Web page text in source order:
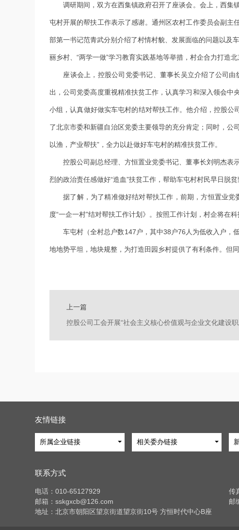
调研期间，双方在西集镇政府召开了座谈会。会上，西集
屯村开展的帮扶工作表示了感谢。通州区农村工作委员会副
部第一书记范青武分别介绍了村情村貌、发展面临的问题以及
丽乡村、“两学一做”学习教育实践基地等举措，村企合力打造北
座谈会上，控股公司党委书记、董事长吴立介绍了公司由
出，公司党委高度重视精准扶贫工作，认真学习和深入领会
小组，认真做好做实车屯村的结对帮扶工作。他介绍，控股
了北京市委和新疆自治区党委主要领导的充分肯定；同时，公
以渔，产业帮扶”，全力以赴做好车屯村的精准扶贫工作。
控股公司副总经理、方恒置业党委书记、董事长刘明杰表
烈的政治责任感做好“造血”扶贫工作，帮助车屯村村民早日脱
据了解，为了精准做好结对帮扶工作，前期，方恒置业党
度“一企一村”结对帮扶工作计划》。按照工作计划，村企将在
车屯村（全村总户数147户，其中38户76人为低收入户，低
地地势平坦，地块规整，为打造田园乡村提供了有利条件。但
上一篇
友情链接
所属企业链接 相关委办链接
联系方式
电话：010-65127929
邮箱：sskgxcb@126.com
地址：北京市朝阳区望京街道望京街10号 方恒时代中心B座
传
邮